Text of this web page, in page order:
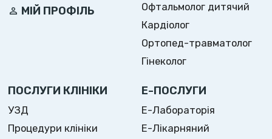
МІЙ ПРОФІЛЬ
Офтальмолог дитячий
Кардіолог
Ортопед-травматолог
Гінеколог
ПОСЛУГИ КЛІНІКИ
УЗД
Процедури клініки
Е-ПОСЛУГИ
Е-Лабораторія
Е-Лікарняний